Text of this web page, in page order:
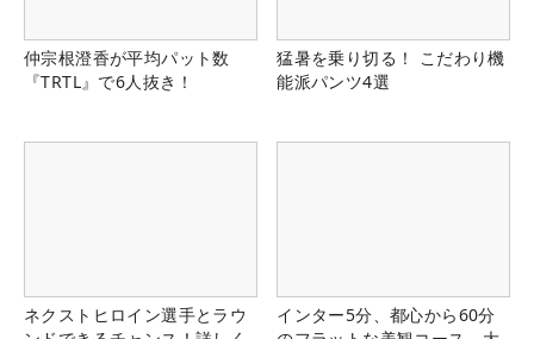
仲宗根澄香が平均パット数
『TRTL』で6人抜き！
猛暑を乗り切る！ こだわり機
能派パンツ4選
ネクストヒロイン選手とラウ
インター5分、都心から60分